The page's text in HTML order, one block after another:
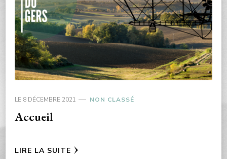
LE 8 DÉCEMBRE 2021 NON CLASSÉ
Accueil
LIRE LA SUITE